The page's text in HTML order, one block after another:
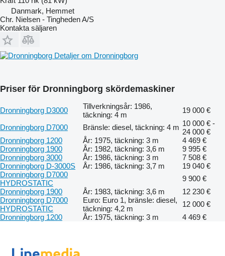
Danmark, Hemmet
Chr. Nielsen - Tingheden A/S
Kontakta säljaren
Detaljer om Dronningborg
Priser för Dronningborg skördemaskiner
Dronningborg D3000
Tillverkningsår: 1986,
täckning: 4 m
19 000 €
Dronningborg D7000
Bränsle: diesel, täckning: 4 m 10 000 € -
24 000 €
Dronningborg 1200
År: 1975, täckning: 3 m
4 469 €
Dronningborg 1900
År: 1982, täckning: 3,6 m
9 995 €
Dronningborg 3000
År: 1986, täckning: 3 m
7 508 €
Dronningborg D-3000S
År: 1986, täckning: 3,7 m
19 040 €
Dronningborg D7000
HYDROSTATIC
9 900 €
Dronningborg 1900
År: 1983, täckning: 3,6 m
12 230 €
Dronningborg D7000
HYDROSTATIC
Euro: Euro 1, bränsle: diesel,
täckning: 4,2 m
12 000 €
Dronningborg 1200
År: 1975, täckning: 3 m 4 469 €